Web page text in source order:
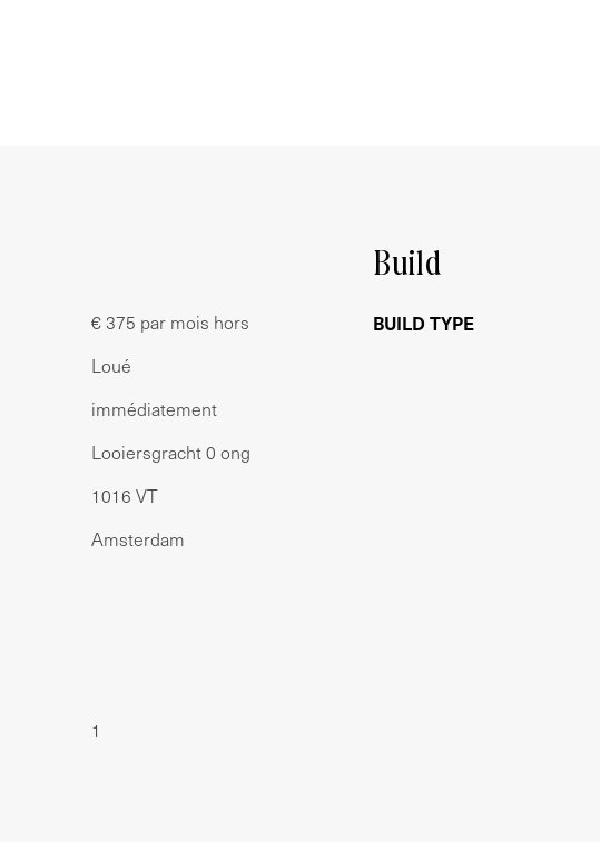
€ 375 par mois hors
Loué
immédiatement
Looiersgracht 0 ong
1016 VT
Amsterdam
Build
BUILD TYPE
1